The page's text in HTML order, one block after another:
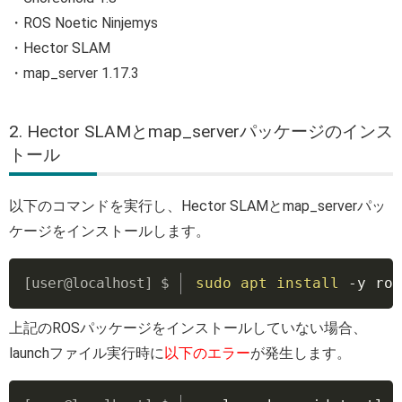
・ROS Noetic Ninjemys
・Hector SLAM
・map_server 1.17.3
2. Hector SLAMとmap_serverパッケージのインス
トール
以下のコマンドを実行し、Hector SLAMとmap_serverパッ
ケージをインストールします。
sudo apt install -y
上記のROSパッケージをインストールしていない場合、
launchファイル実行時に以下のエラーが発生します。
Copy